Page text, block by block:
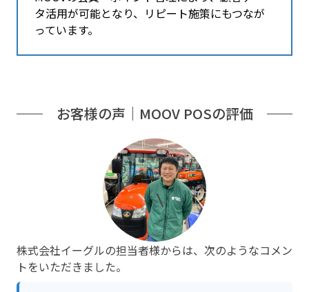
タ活用が可能となり、リピート施策にもつなが
っています。
お客様の声｜MOOV POSの評価
株式会社イーグルの担当者様からは、次のようなコメン
トをいただきました。